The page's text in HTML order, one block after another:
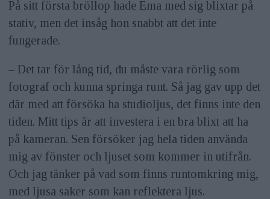
På sitt första bröllop hade Ema med sig blixtar på
stativ, men det insåg hon snabbt att det inte
fungerade.
– Det tar för lång tid, du måste vara rörlig som
fotograf och kunna springa runt. Så jag gav upp det
där med att försöka ha studioljus, det finns inte den
tiden. Mitt tips är att investera i en bra blixt att ha
på kameran. Sen försöker jag hela tiden använda
mig av fönster och ljuset som kommer in utifrån.
Och jag tänker på vad som finns runtomkring mig,
med ljusa saker som kan reflektera ljus.